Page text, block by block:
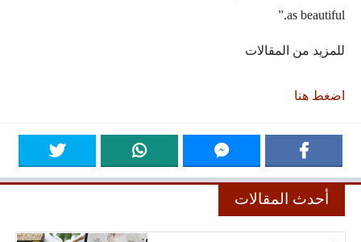
as beautiful.”
للمزيد من المقالات
اضغط هنا
أحدث المقالات